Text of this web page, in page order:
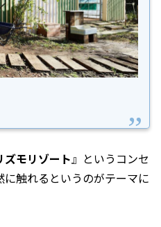
ズモリゾート』というコンセ
触れるというのがテーマに